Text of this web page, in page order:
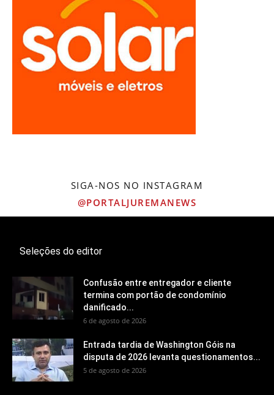
SIGA-NOS NO INSTAGRAM
@PORTALJUREMANEWS
Seleções do editor
Confusão entre entregador e cliente
termina com portão de condomínio
danificado...
6 de agosto de 2026
Entrada tardia de Washington Góis na
disputa de 2026 levanta questionamentos...
5 de agosto de 2026